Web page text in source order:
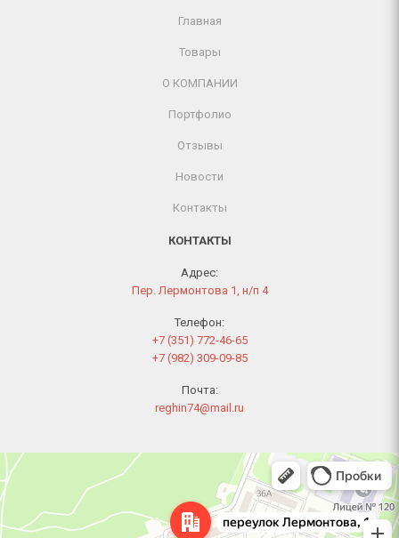
Главная
Товары
О КОМПАНИИ
Портфолио
Отзывы
Новости
Контакты
КОНТАКТЫ
Адрес:
Пер. Лермонтова 1, н/п 4
Телефон:
+7 (351) 772-46-65
+7 (982) 309-09-85
Почта:
reghin74@mail.ru
Челябинск
Переулок Лермонтова, 1 — Яндекс Карты